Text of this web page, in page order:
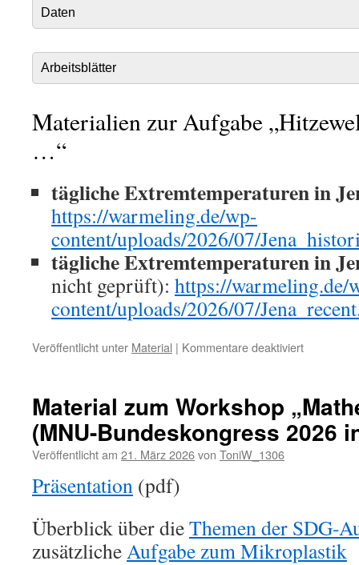
Daten
Arbeitsblätter
Materialien zur Aufgabe
…“
tägliche Extremtemperaturen in
https://warmeling.de/wp-
content/uploads/2026/07/
tägliche Extremtemperaturen in
nicht geprüft): https://warmeling.de/
content/uploads/2026/07/
Veröffentlicht unter Material | Kommentare deaktiviertfür
Material zum Workshop
(MNU-Bundeskongress 2026
Veröffentlicht am 21. März 2026von ToniW_1306
Präsentation (pdf)
Überblick über dieThemen der SDG-
zusätzlicheAufgabe zum Mikroplastik